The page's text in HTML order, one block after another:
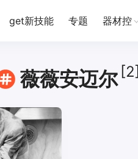
get新技能 专题 器材控
薇薇安迈尔 [2]